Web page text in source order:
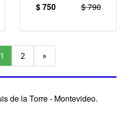
$ 750 $ 790
1 2 »
de la Torre - Montevideo.